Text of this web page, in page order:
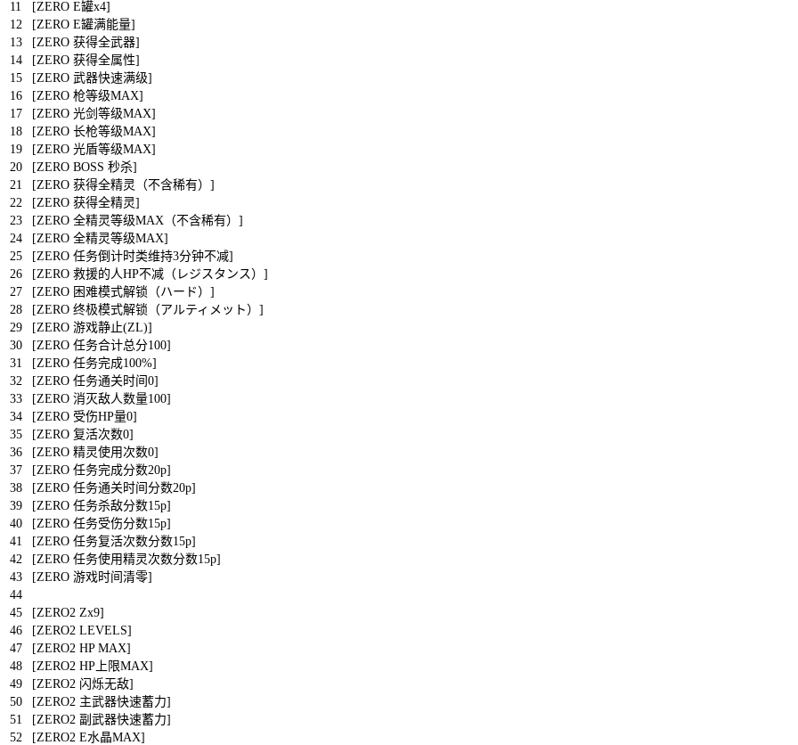
11
12
13
14
15
16
17
18
19
20
21
22
23
24
25
26
27
28
29
30
31
32
33
34
35
36
37
38
39
40
41
42
43
44
45
46
47
48
49
50
51
52
[ZERO E罐x4]
[ZERO E罐满能量]
[ZERO 获得全武器]
[ZERO 获得全属性]
[ZERO 武器快速满级]
[ZERO 枪等级MAX]
[ZERO 光剑等级MAX]
[ZERO 长枪等级MAX]
[ZERO 光盾等级MAX]
[ZERO BOSS 秒杀]
[ZERO 获得全精灵（不含稀有） ]
[ZERO 获得全精灵]
[ZERO 全精灵等级MAX （不含稀有） ]
[ZERO 全精灵等级MAX]
[ZERO 任务倒计时类维持3分钟不减]
[ZERO 救援的人HP不减（レジスタンス） ]
[ZERO 困难模式解锁（ハード） ]
[ZERO 终极模式解锁（アルティメット） ]
[ZERO 游戏静止(ZL)]
[ZERO 任务合计总分100]
[ZERO 任务完成100%]
[ZERO 任务通关时间 0]
[ZERO 消灭敌人数量100]
[ZERO 受伤HP量0]
[ZERO 复活次数0]
[ZERO 精灵使用次数0]
[ZERO 任务完成分数20p]
[ZERO 任务通关时间分数20p]
[ZERO 任务杀敌分数15p]
[ZERO 任务受伤分数15p]
[ZERO 任务复活次数分数15p]
[ZERO 任务使用精灵次数分数15p]
[ZERO 游戏时间清零]
[ZERO2 Zx9]
[ZERO2 LEVELS]
[ZERO2 HP MAX]
[ZERO2 HP 上限MAX]
[ZERO2 闪烁无敌]
[ZERO2 主武器快速蓄力]
[ZERO2 副武器快速蓄力]
[ZERO2 E水晶MAX]